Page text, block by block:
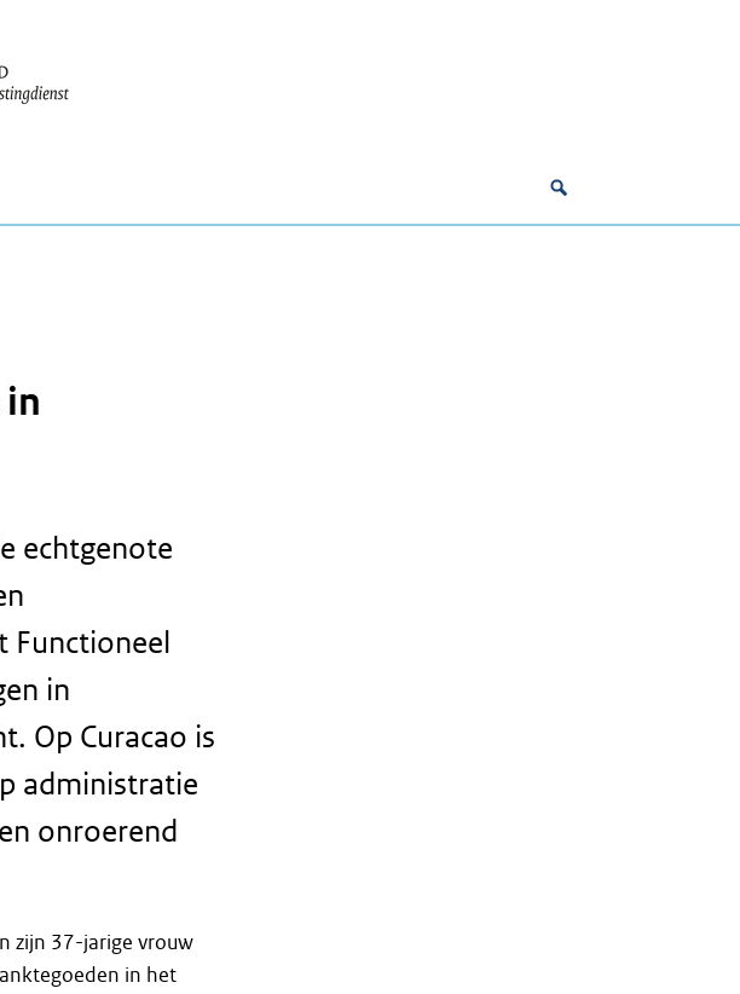
echtgenote
Functioneel
in
Op Curacao is
administratie
onroerend
zijn 37-jarige vrouw
in het